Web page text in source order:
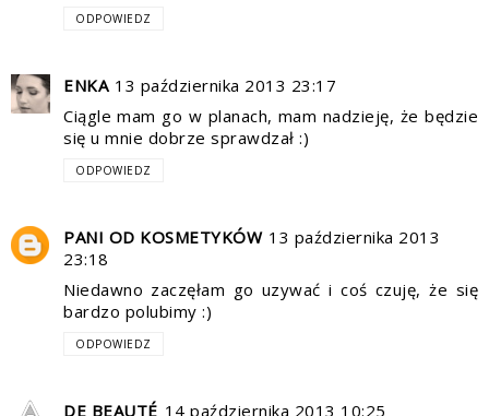
ODPOWIEDZ
ENKA 13 października 2013 23:17
Ciągle mam go w planach, mam nadzieję, że będzie
się u mnie dobrze sprawdzał :)
ODPOWIEDZ
PANI OD KOSMETYKÓW 13 października 2013
23:18
Niedawno zaczęłam go uzywać i coś czuję, że się
bardzo polubimy :)
ODPOWIEDZ
DE BEAUTÉ 14 października 2013 10:25